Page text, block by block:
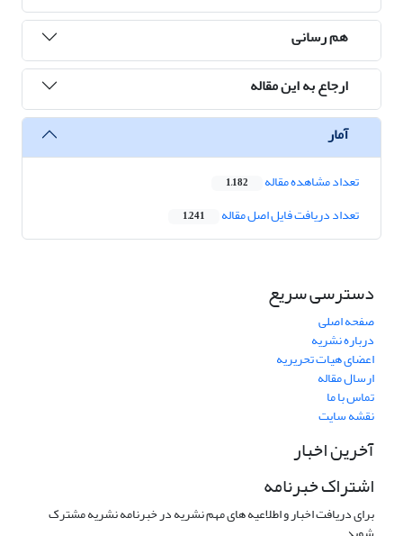
هم رسانی
ارجاع به این مقاله
آمار
تعداد مشاهده مقاله 1,182
تعداد دریافت فایل اصل مقاله 1,241
دسترسی سریع
صفحه اصلی
درباره نشریه
اعضای هیات تحریریه
ارسال مقاله
تماس با ما
نقشه سایت
آخرین اخبار
اشتراک خبرنامه
برای دریافت اخبار و اطلاعیه های مهم نشریه در خبرنامه نشریه مشترک